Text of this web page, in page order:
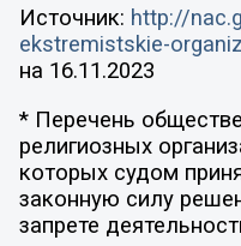
Источник: http://
ekstremistskie-
на 16.11.2023
* Перечень
религиозных
которых судом
законную силу
запрете